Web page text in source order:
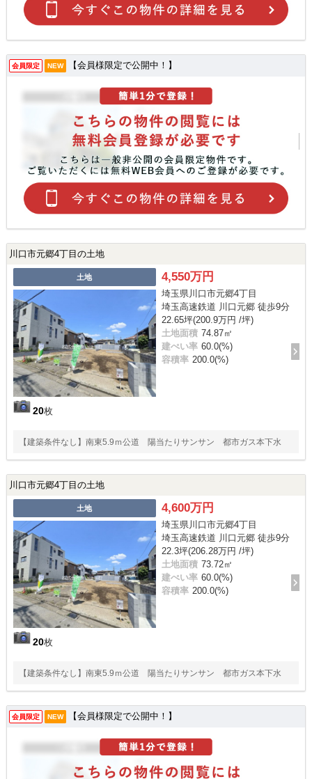
会員限定 NEW 【会員様限定で公開中！】
川口市元郷4丁目の土地
土地
20枚
4,550万円
埼玉県川口市元郷4丁目
埼玉高速鉄道 川口元郷 徒歩9分
22.65坪(200.9万円 /坪)
土地面積 74.87㎡
建ぺい率 60.0(%)
容積率 200.0(%)
【建築条件なし】南東5.9ｍ公道 陽当たりサンサン 都市ガス本下水
川口市元郷4丁目の土地
土地
20枚
4,600万円
埼玉県川口市元郷4丁目
埼玉高速鉄道 川口元郷 徒歩9分
22.3坪(206.28万円 /坪)
土地面積 73.72㎡
建ぺい率 60.0(%)
容積率 200.0(%)
【建築条件なし】南東5.9ｍ公道 陽当たりサンサン 都市ガス本下水
会員限定 NEW 【会員様限定で公開中！】